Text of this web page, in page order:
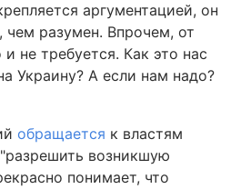
аргументацией, он
чем разумен. Впрочем, от
и не требуется. Как это нас
Украину? А если нам надо?
обращается к властям
возникшую
понимает, что